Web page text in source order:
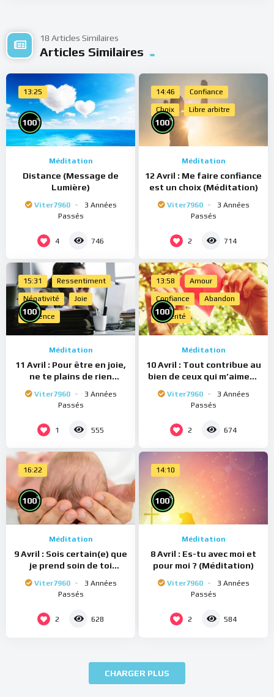
18 Articles Similaires
Articles Similaires
13:25
100%
Méditation
Distance (Message de
Lumière)
Viter7960
3 Années
Passés
4 746
14:46 Confiance
Choix Libre arbitre
100%
Méditation
12 Avril : Me faire confiance
est un choix (Méditation)
Viter7960
3 Années
Passés
2 714
15:31 Ressentiment
Négativité Joie
Présence
100%
Méditation
11 Avril : Pour être en joie,
ne te plains de rien
Viter7960
3 Années
Passés
1 555
13:58 Amour
Confiance Abandon
Sincérité
100%
Méditation
10 Avril : Tout contribue au
bien de ceux qui m’aiment
Viter7960
3 Années
Passés
2 674
16:22
100%
Méditation
9 Avril : Sois certain(e) que
je prend soin de toi
Viter7960
3 Années
Passés
2 628
14:10
100%
Méditation
8 Avril : Es-tu avec moi et
pour moi ? (Méditation)
Viter7960
3 Années
Passés
2 584
CHARGER PLUS